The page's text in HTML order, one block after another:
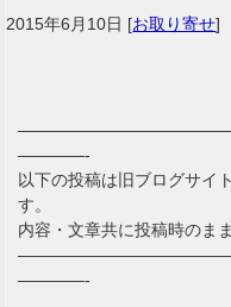
2015年6月10日 [お取り寄せ]
————-
以下の投稿は旧ブログサイ
す。
内容・文章共に投稿時のま
————-